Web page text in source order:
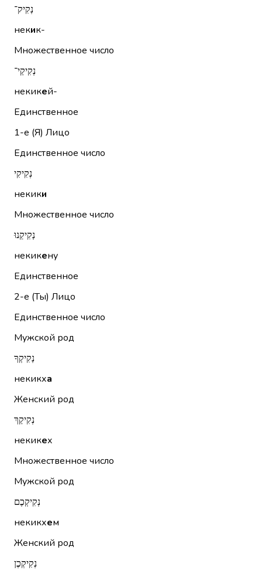
נְקִיק־
некик-
Множественное число
נְקִיקֵי־
некикей-
Единственное
1-е (Я) Лицо
Единственное число
נְקִיקִי
некики
Множественное число
נְקִיקֵנוּ
некикену
Единственное
2-е (Ты) Лицо
Единственное число
Мужской род
נְקִיקְךָ
некикха
Женский род
נְקִיקֵךְ
некикех
Множественное число
Мужской род
נְקִיקְכֶם
некикхем
Женский род
נְקִיקְכֶן